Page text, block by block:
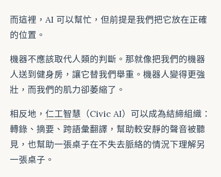
而這裡，AI 可以幫忙，但前提是我們把它放在正確
的位置。
機器不應該取代人類的判斷。那就像把我們的機器
人送到健身房，讓它替我們舉重。機器人變得更強
壯，而我們的肌力卻萎縮了。
相反地， 仁工智慧 （Civic AI）可以成為結締組織：
轉錄、摘要、跨語彙翻譯，幫助較安靜的聲音被聽
見，也幫助一張桌子在不失去脈絡的情況下理解另
一張桌子。